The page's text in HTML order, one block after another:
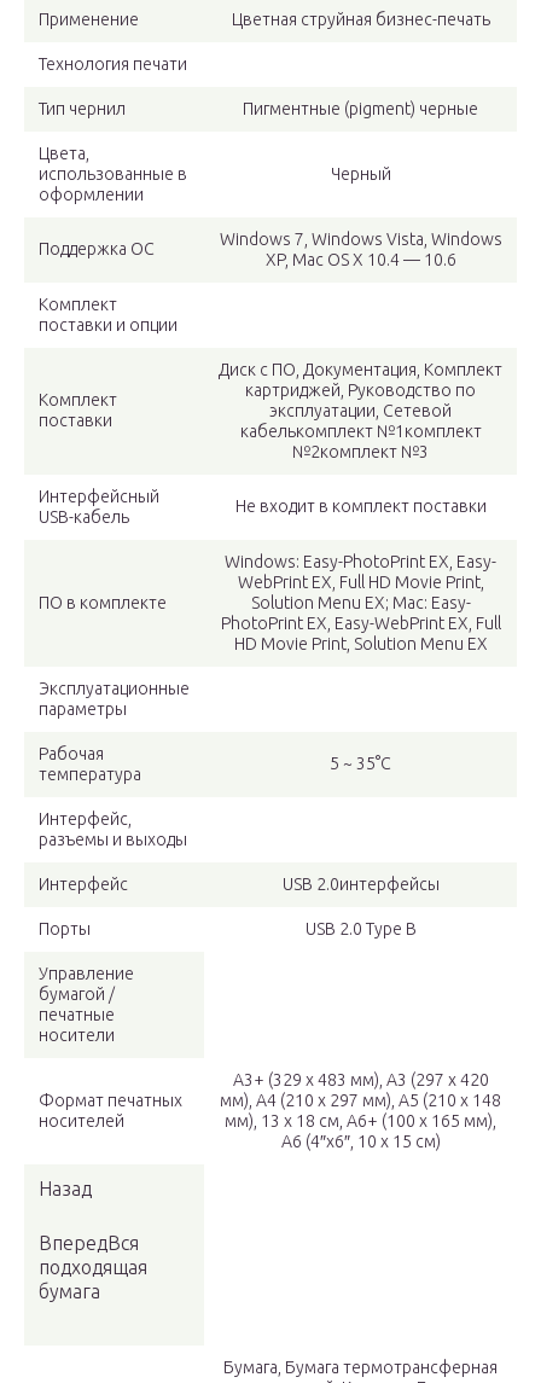
Применение Цветная струйная бизнес-печать
Технология печати
Тип чернил Пигментные (pigment) черные
Цвета,
использованные в
оформлении
Черный
Поддержка ОС
Windows 7, Windows Vista, Windows
XP, Mac OS X 10.4 — 10.6
Комплект
поставки и опции
Комплект
поставки
Диск с ПО, Документация, Комплект
картриджей, Руководство по
эксплуатации, Сетевой
кабелькомплект №1комплект
№2комплект №3
Интерфейсный
USB-кабель
Не входит в комплект поставки
ПО в комплекте
Windows: Easy-PhotoPrint EX, Easy-
WebPrint EX, Full HD Movie Print,
Solution Menu EX; Mac: Easy-
PhotoPrint EX, Easy-WebPrint EX, Full
HD Movie Print, Solution Menu EX
Эксплуатационные
параметры
Рабочая
температура
5 ~ 35°C
Интерфейс,
разъемы и выходы
Интерфейс USB 2.0интерфейсы
Порты USB 2.0 Type B
Управление
бумагой /
печатные
носители
Формат печатных
носителей
A3+ (329 x 483 мм), A3 (297 x 420
мм), A4 (210 x 297 мм), A5 (210 x 148
мм), 13 x 18 см, A6+ (100 x 165 мм),
A6 (4″x6″, 10 x 15 см)
Назад
ВпередВся
подходящая
бумага
Бумага, Бумага термотрансферная